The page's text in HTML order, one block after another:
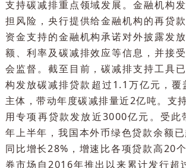
从我国的具体实践看，结构性货
行引导金融机构信贷投向的工具，
金激励的方式，支持金融机构加大
信贷投放，是总量货币政策的有益
政策传导机制发挥了重要作用。
以绿色金融为例，2021年，人
持工具和支持煤炭清洁高效利用专
支持碳减排重点领域发展。金融机
担风险，央行提供给金融机构的再
资金支持的金融机构承诺对外披露